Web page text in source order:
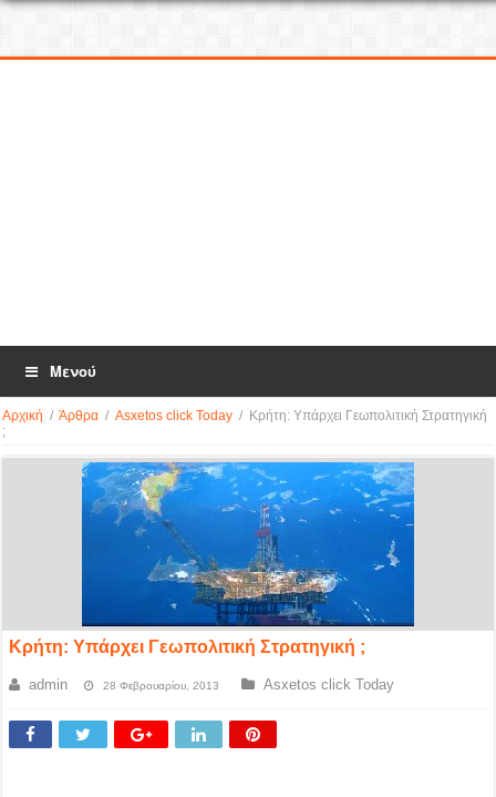
Μενού
Αρχική / Άρθρα / Asxetos click Today / Κρήτη: Υπάρχει Γεωπολιτική Στρατηγική
;
Κρήτη: Υπάρχει Γεωπολιτική Στρατηγική ;
admin 28 Φεβρουαρίου, 2013 Asxetos click Today